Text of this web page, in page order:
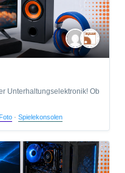
Unterhaltungselektronik! Ob
Foto · Spielekonsolen